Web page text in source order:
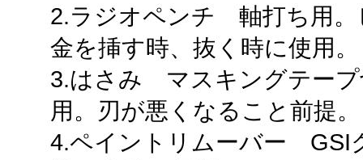
2.ラジオペンチ 軸打ち用。
金を挿す時、抜く時に使用。
3.はさみ マスキングテープ
用。刃が悪くなること前提。
4.ペイントリムーバー GSI